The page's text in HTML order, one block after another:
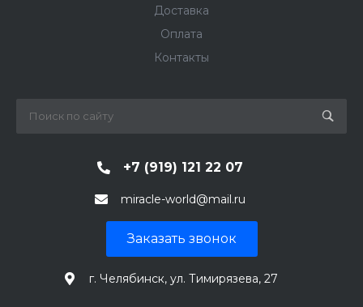
Доставка
Оплата
Контакты
+7 (919) 121 22 07
miracle-world@mail.ru
Заказать звонок
г. Челябинск, ул. Тимирязева, 27